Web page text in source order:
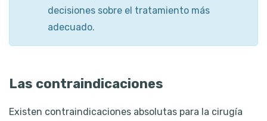
decisiones sobre el tratamiento más
adecuado.
Las contraindicaciones
Existen contraindicaciones absolutas para la cirugía